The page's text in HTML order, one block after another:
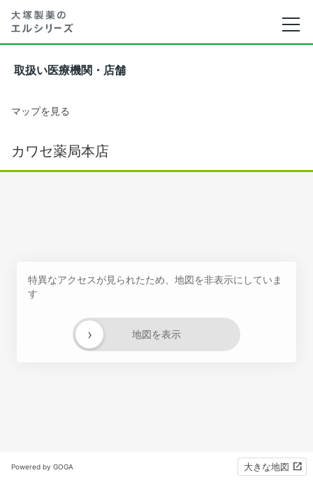
取扱い医療機関・店舗
マップを見る
カワセ薬局本店
特異なアクセスが見られたため、地図を非表示にしていま
す
地図を表示
›
Powered by GOGA 大きな地図